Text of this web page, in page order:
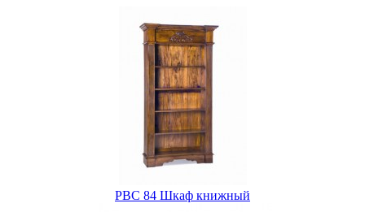
PBC 84 Шкаф книжный